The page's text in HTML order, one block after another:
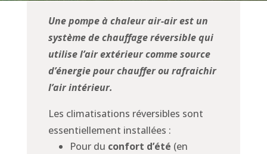
Une pompe à chaleur air-air est un
système de chauffage réversible qui
utilise l’air extérieur comme source
d’énergie pour chauffer ou rafraichir
l’air intérieur.
Les climatisations réversibles sont
essentiellement installées :
Pour du confort d’été (en